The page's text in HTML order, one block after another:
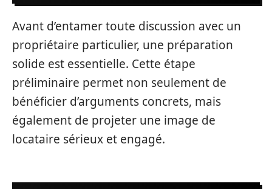
Avant d’entamer toute discussion avec un
propriétaire particulier, une préparation
solide est essentielle. Cette étape
préliminaire permet non seulement de
bénéficier d’arguments concrets, mais
également de projeter une image de
locataire sérieux et engagé.